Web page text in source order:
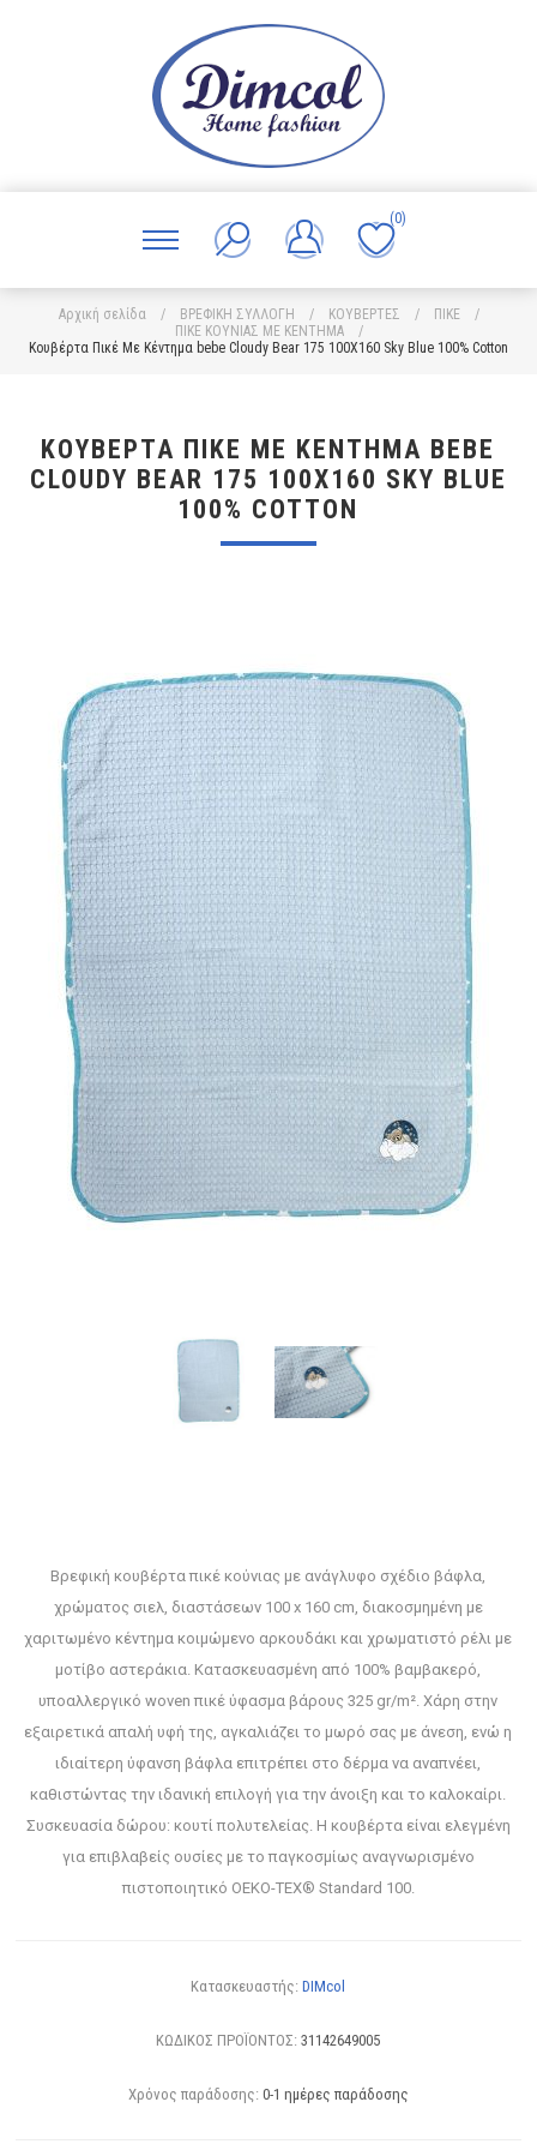
(0)
Αρχική σελίδα / ΒΡΕΦΙΚΗ ΣΥΛΛΟΓΗ / ΚΟΥΒΕΡΤΕΣ / ΠΙΚΕ
/
ΠΙΚΕ ΚΟΥΝΙΑΣ ΜΕ ΚΕΝΤΗΜΑ
/
Κουβέρτα Πικέ Με Κέντημα bebe Cloudy Bear 175 100X160 Sky Blue 100% Cotton
ΚΟΥΒΈΡΤΑ ΠΙΚΈ ΜΕ ΚΈΝΤΗΜΑ BEBE
CLOUDY BEAR 175 100X160 SKY BLUE
100% COTTON
Βρεφική κουβέρτα πικέ κούνιας με ανάγλυφο σχέδιο βάφλα,
χρώματος σιελ, διαστάσεων 100 x 160 cm, διακοσμημένη με
χαριτωμένο κέντημα κοιμώμενο αρκουδάκι και χρωματιστό ρέλι με
μοτίβο αστεράκια. Κατασκευασμένη από 100% βαμβακερό,
υποαλλεργικό woven πικέ ύφασμα βάρους 325 gr/m². Χάρη στην
εξαιρετικά απαλή υφή της, αγκαλιάζει το μωρό σας με άνεση, ενώ η
ιδιαίτερη ύφανση βάφλα επιτρέπει στο δέρμα να αναπνέει,
καθιστώντας την ιδανική επιλογή για την άνοιξη και το καλοκαίρι.
Συσκευασία δώρου: κουτί πολυτελείας. Η κουβέρτα είναι ελεγμένη
για επιβλαβείς ουσίες με το παγκοσμίως αναγνωρισμένο
πιστοποιητικό OEKO-TEX® Standard 100.
Κατασκευαστής: DIMcol
ΚΩΔΙΚΟΣ ΠΡΟΪΟΝΤΟΣ: 31142649005
Χρόνος παράδοσης: 0-1 ημέρες παράδοσης